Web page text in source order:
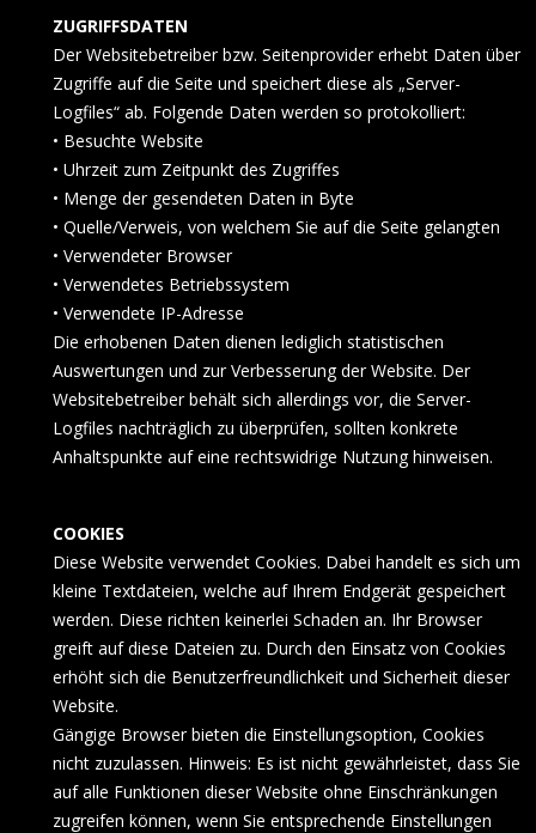
ZUGRIFFSDATEN
Der Websitebetreiber bzw. Seitenprovider erhebt Daten über
Zugriffe auf die Seite und speichert diese als „Server-
Logfiles“ ab. Folgende Daten werden so protokolliert:
• Besuchte Website
• Uhrzeit zum Zeitpunkt des Zugriffes
• Menge der gesendeten Daten in Byte
• Quelle/Verweis, von welchem Sie auf die Seite gelangten
• Verwendeter Browser
• Verwendetes Betriebssystem
• Verwendete IP-Adresse
Die erhobenen Daten dienen lediglich statistischen
Auswertungen und zur Verbesserung der Website. Der
Websitebetreiber behält sich allerdings vor, die Server-
Logfiles nachträglich zu überprüfen, sollten konkrete
Anhaltspunkte auf eine rechtswidrige Nutzung hinweisen.
COOKIES
Diese Website verwendet Cookies. Dabei handelt es sich um
kleine Textdateien, welche auf Ihrem Endgerät gespeichert
werden. Diese richten keinerlei Schaden an. Ihr Browser
greift auf diese Dateien zu. Durch den Einsatz von Cookies
erhöht sich die Benutzerfreundlichkeit und Sicherheit dieser
Website.
Gängige Browser bieten die Einstellungsoption, Cookies
nicht zuzulassen. Hinweis: Es ist nicht gewährleistet, dass Sie
auf alle Funktionen dieser Website ohne Einschränkungen
zugreifen können, wenn Sie entsprechende Einstellungen